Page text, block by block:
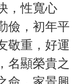
，性寬心
儉，初年平
敬重，好運
名顯榮貴之